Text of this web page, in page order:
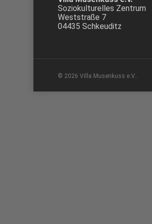
Soziokulturelles Zentrum
Weststraße 7
04435 Schkeuditz
© 2026 Villa Musenkuss e.V..